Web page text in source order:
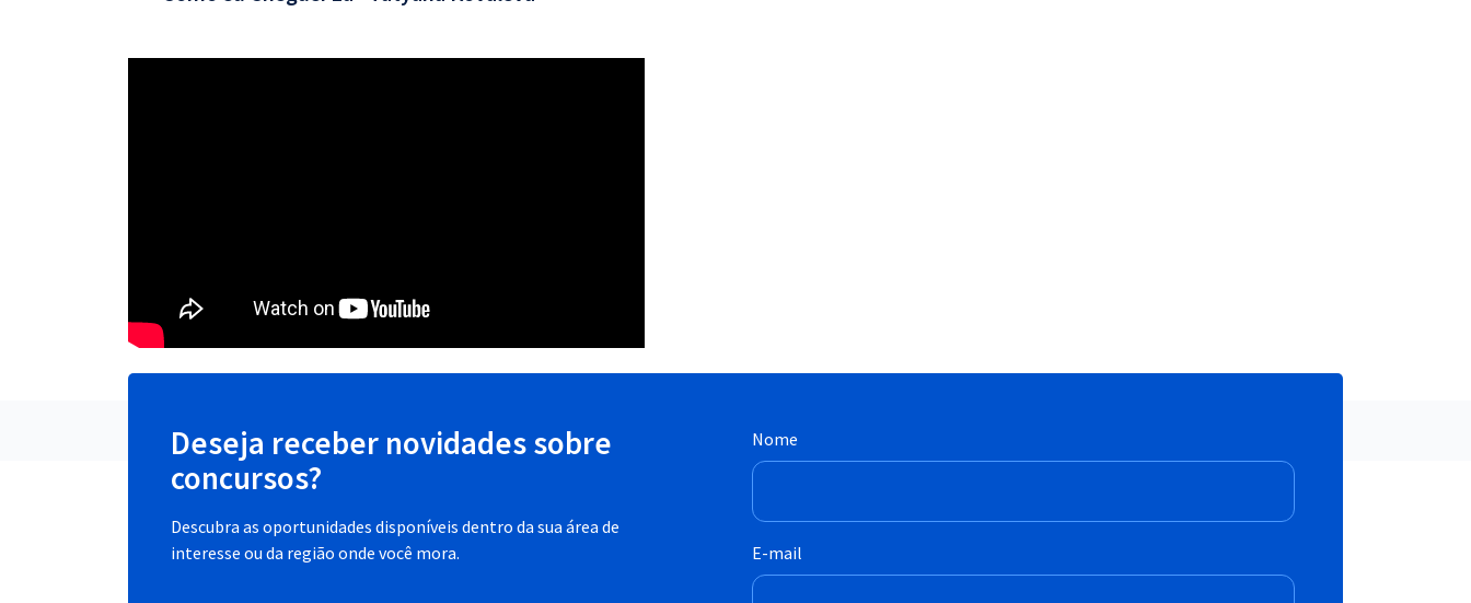
Deseja receber novidades sobre
concursos?
Descubra as oportunidades disponíveis dentro da sua área de
interesse ou da região onde você mora.
Nome
E-mail